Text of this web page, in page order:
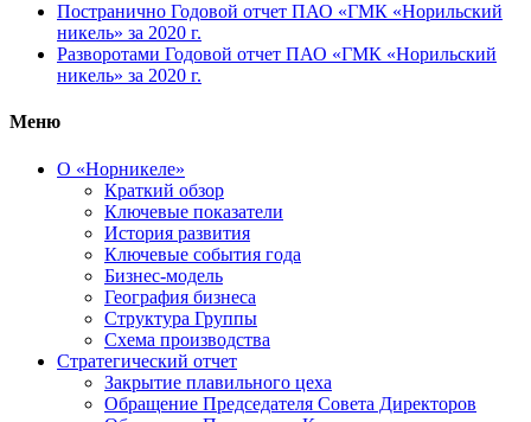
Постранично Годовой отчет ПАО «ГМК «Норильский
никель» за 2020 г.
Разворотами Годовой отчет ПАО «ГМК «Норильский
никель» за 2020 г.
Меню
О «Норникеле»
Краткий обзор
Ключевые показатели
История развития
Ключевые события года
Бизнес-модель
География бизнеса
Структура Группы
Схема производства
Стратегический отчет
Закрытие плавильного цеха
Обращение Председателя Совета Директоров